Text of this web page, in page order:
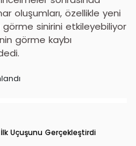
oluşumları, özellikle yeni
sinirini etkileyebiliyor
görme kaybı
İlk Uçuşunu Gerçekleştirdi